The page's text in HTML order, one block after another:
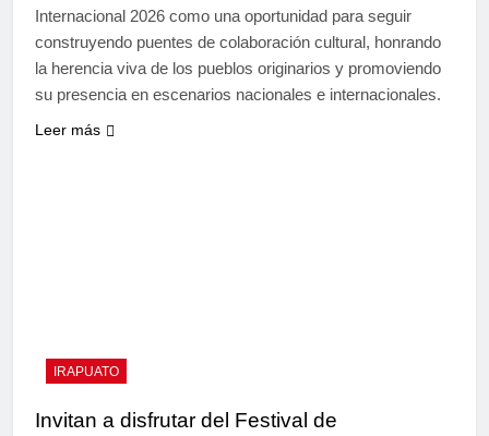
Internacional 2026 como una oportunidad para seguir
construyendo puentes de colaboración cultural, honrando
la herencia viva de los pueblos originarios y promoviendo
su presencia en escenarios nacionales e internacionales.
Leer más
IRAPUATO
Invitan a disfrutar del Festival de